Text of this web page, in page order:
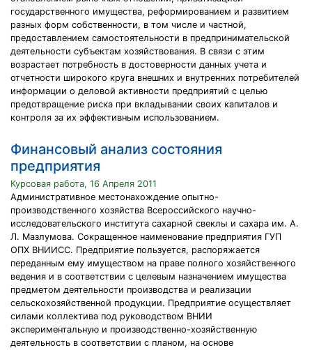
государственного имущества, реформированием и развитием
разных форм собственности, в том числе и частной,
предоставлением самостоятельности в предпринимательской
деятельности субъектам хозяйствования. В связи с этим
возрастает потребность в достоверности данных учета и
отчетности широкого круга внешних и внутренних потребителей
информации о деловой активности предприятий с целью
предотвращение риска при вкладывании своих капиталов и
контроля за их эффективным использованием.
Финансовый анализ состояния
предприятия
Курсовая работа, 16 Апреля 2011
Административное местонахождение опытно-
производственного хозяйства Всероссийского научно-
исследовательского института сахарной свеклы и сахара им. А.
Л. Мазлумова. Сокращенное наименование предприятия ГУП
ОПХ ВНИИСС. Предприятие пользуется, распоряжается
переданным ему имуществом на праве полного хозяйственного
ведения и в соответствии с целевым назначением имущества
предметом деятельности производства и реализации
сельскохозяйственной продукции. Предприятие осуществляет
силами коллектива под руководством ВНИИ
экспериментальную и производственно-хозяйственную
деятельность в соответствии с планом, на основе